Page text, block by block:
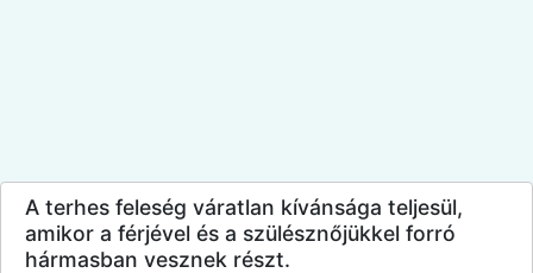
A terhes feleség váratlan kívánsága teljesül,
amikor a férjével és a szülésznőjükkel forró
hármasban vesznek részt.